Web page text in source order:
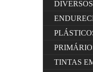
DIVERSOS
TINTAS